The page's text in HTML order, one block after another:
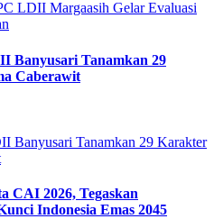
Banyusari Tanamkan 29
Caberawit
CAI 2026, Tegaskan
Indonesia Emas 2045